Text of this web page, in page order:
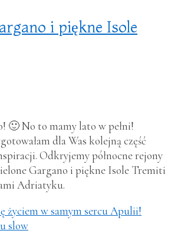
i piękne Isole
🙂 No to mamy lato w pełni!
dla Was kolejną część
Odkryjemy północne rejony
Gargano i piękne Isole Tremiti
Adriatyku.
slow